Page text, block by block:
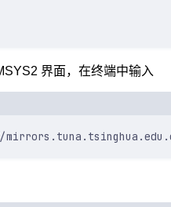
界面，在终端中输入